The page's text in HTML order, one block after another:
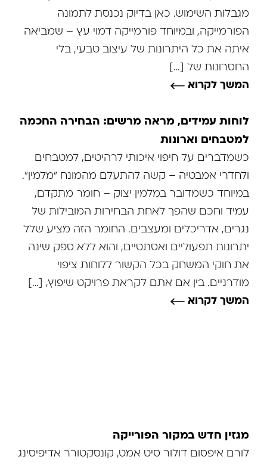
מגבלות השימוש. כאן בדיוק נכנסת לתמונה
הפורמייקה, ובמיוחד פורמייקה דמוי עץ – שמביאה
איתה את כל היתרונות של עיצוב טבעי, בלי
החסרונות של […]
המשך לקרוא
לוחות עמידים, מראה מרשים: הבחירה החכמה
למטבחים וארונות
כשמדברים על חיפוי איכותי לרהיטים, למטבחים
ולחדרי אמבטיה – קשה להתעלם מהמונח "מלמין".
במיוחד כשמדובר במלמין יצוק – חומר מתקדם,
עמיד וחכם שהפך לאחת הבחירות המובילות של
נגרים, אדריכלים ומעצבים. החומר הזה מציע שלל
יתרונות תפעוליים ואסתטיים, והוא ללא ספק שינה
את חוקי המשחק בכל הקשור ללוחות ציפוי
מודרניים. בין אם אתם לקראת פרויקט שיפוץ, […]
המשך לקרוא
מגזין חדש במקור הפורייקה
לורם איפסום דולור סיט אמט, קונסקטורר אדיפיסינג